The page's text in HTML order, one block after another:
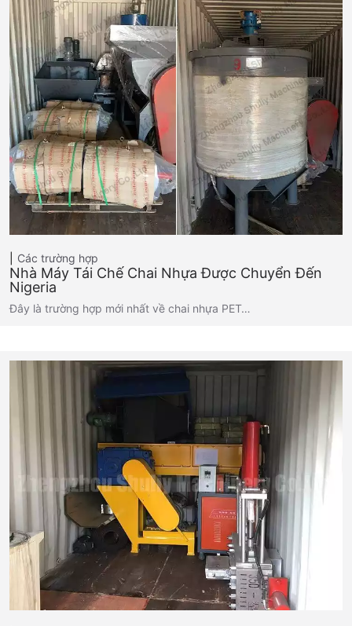
Các trường hợp
Nhà Máy Tái Chế Chai Nhựa Được Chuyển Đến
Nigeria
Đây là trường hợp mới nhất về chai nhựa PET…